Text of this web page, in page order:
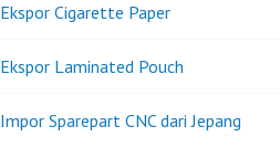
Ekspor Cigarette Paper
Ekspor Laminated Pouch
Impor Sparepart CNC dari Jepang